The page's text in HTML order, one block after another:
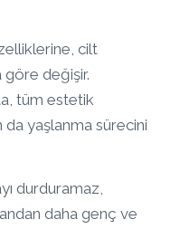
cilt
göre değişir.
tüm estetik
da yaşlanma sürecini
durduramaz,
daha genç ve